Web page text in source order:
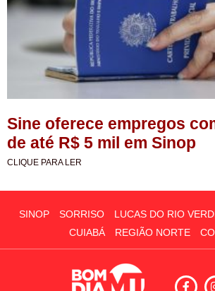
Sine oferece empregos
de até R$ 5 mil em Sinop
CLIQUE PARA LER
SINOP SORRISO LUCAS DO RIO
CUIABÁ
REGIÃO NORTE